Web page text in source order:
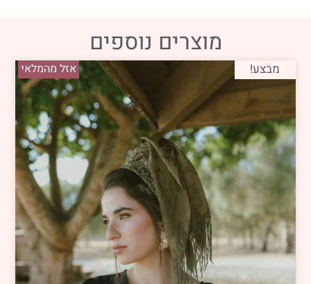
מוצרים נוספים
אזל מהמלאי מבצע!